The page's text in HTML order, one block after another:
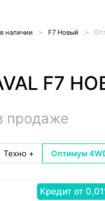
наличии F7 Новый
F7
продаже
Техно + Оптимум
Кредит от